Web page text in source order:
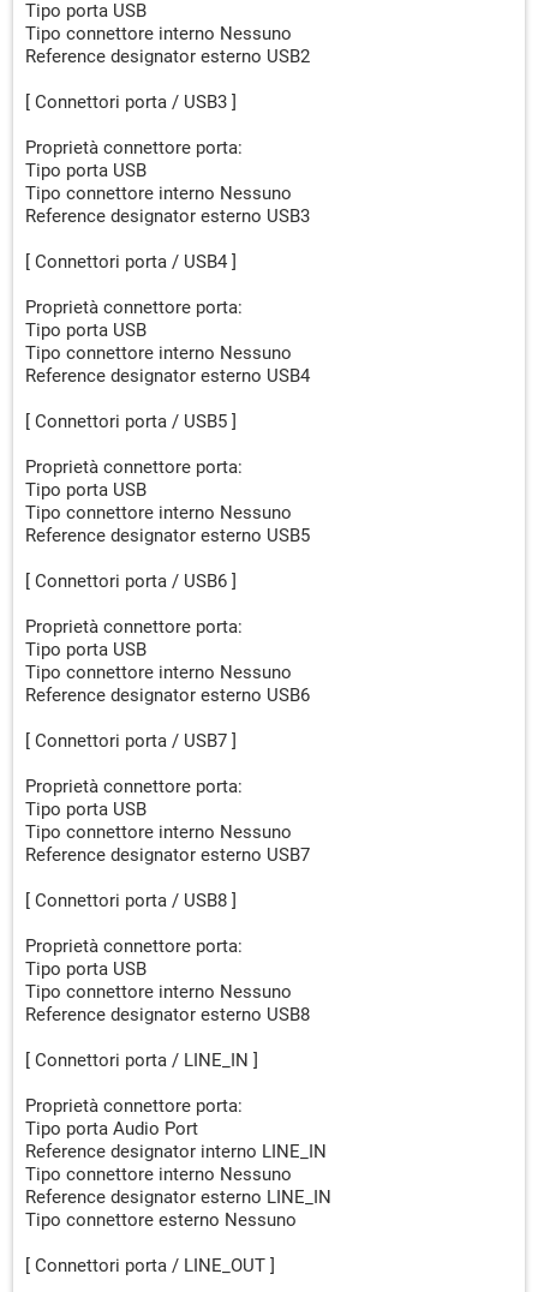
Tipo porta USB
Tipo connettore interno Nessuno
Reference designator esterno USB2
[ Connettori porta / USB3 ]
Proprietà connettore porta:
Tipo porta USB
Tipo connettore interno Nessuno
Reference designator esterno USB3
[ Connettori porta / USB4 ]
Proprietà connettore porta:
Tipo porta USB
Tipo connettore interno Nessuno
Reference designator esterno USB4
[ Connettori porta / USB5 ]
Proprietà connettore porta:
Tipo porta USB
Tipo connettore interno Nessuno
Reference designator esterno USB5
[ Connettori porta / USB6 ]
Proprietà connettore porta:
Tipo porta USB
Tipo connettore interno Nessuno
Reference designator esterno USB6
[ Connettori porta / USB7 ]
Proprietà connettore porta:
Tipo porta USB
Tipo connettore interno Nessuno
Reference designator esterno USB7
[ Connettori porta / USB8 ]
Proprietà connettore porta:
Tipo porta USB
Tipo connettore interno Nessuno
Reference designator esterno USB8
[ Connettori porta / LINE_IN ]
Proprietà connettore porta:
Tipo porta Audio Port
Reference designator interno LINE_IN
Tipo connettore interno Nessuno
Reference designator esterno LINE_IN
Tipo connettore esterno Nessuno
[ Connettori porta / LINE_OUT ]